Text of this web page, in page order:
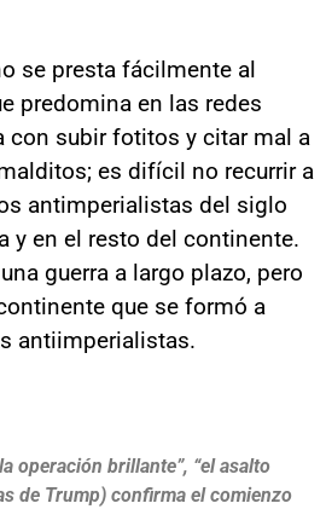
se presta fácilmente al
predomina en las redes
con subir fotitos y citar mal a
es difícil no recurrir a
antimperialistas del siglo
y en el resto del continente.
guerra a largo plazo, pero
que se formó a
antiimperialistas.
operación brillante”, “el asalto
de Trump) confirma el comienzo